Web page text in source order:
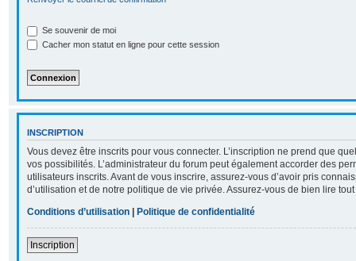
Se souvenir de moi
Cacher mon statut en ligne pour cette session
INSCRIPTION
Vous devez être inscrits pour vous connecter. L’inscription ne prend que
vos possibilités. L’administrateur du forum peut également accorder des
utilisateurs inscrits. Avant de vous inscrire, assurez-vous d’avoir pris
d’utilisation et de notre politique de vie privée. Assurez-vous de bien lire
Conditions d’utilisation | Politique de confidentialité
Inscription